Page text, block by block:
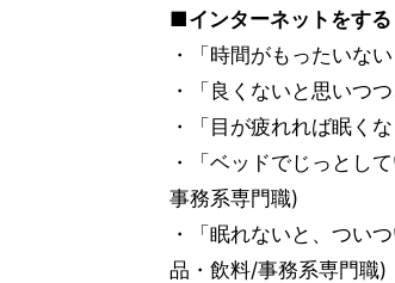
■インターネットをする
・「時間がもったいな
・「良くないと思いつ
・「目が疲れれば眠く
・「ベッドでじっとし
事務系専門職)
・「眠れないと、つい
品・飲料/事務系専門職)